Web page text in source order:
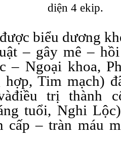
diện 4 ekip.
biểu dương
– gây mê –
– Ngoại khoa,
hợp, Tim mạch)
trị thành
tuổi, Nghi
cấp – tràn máu